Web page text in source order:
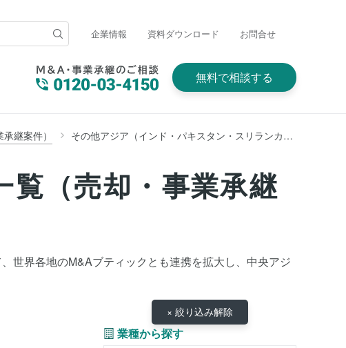
企業情報 資料ダウンロード お問合せ
無料で相談する
継案件） その他アジア（インド・パキスタン・スリランカ・バングラデシュ・ネパール・ブータンほか南アジア・中央アジア・ロシア含む）
（売却・事業承継
世界各地のM&Aブティックとも連携を拡大し、中央アジ
× 絞り込み解除
業種から探す